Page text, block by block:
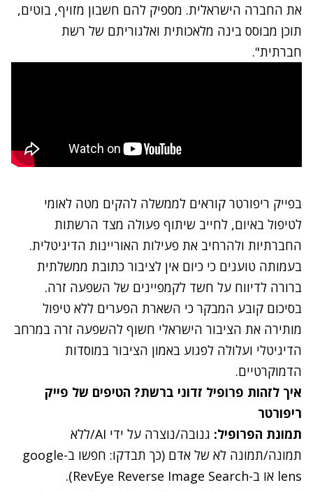
את החברה הישראלית. מספיק להם חשבון מזויף, בוטים,
תוכן מבוסס בינה מלאכותית ואלגוריתם של רשת
חברתית".
בפייק ריפורטר קוראים לממשלה להקים מטה לאומי
לטיפול באיום, לחייב שיתוף פעולה מצד הרשתות
החברתיות ולהרחיב את פעילות האוריינות הדיגיטלית.
בעמותה טוענים כי כיום אין לציבור כתובת ממשלתית
ברורה לדיווח על חשד לקמפיינים של השפעה זרה.
בסיכום קובע המבקר כי השארת הפערים ללא טיפול
מותירה את הציבור הישראלי חשוף להשפעה זרה במרחב
הדיגיטלי ועלולה לפגוע באמון הציבור במוסדות
הדמוקרטיים.
איך לזהות פרופיל זדוני ברשת? הטיפים של פייק
ריפורטר
תמונת הפרופיל:
גנובה/נוצרה על ידי AI/ללא
תמונה/תמונה לא של אדם (כך תבדקו: חפשו ב-google
lens או ב-RevEye Reverse Image Search).